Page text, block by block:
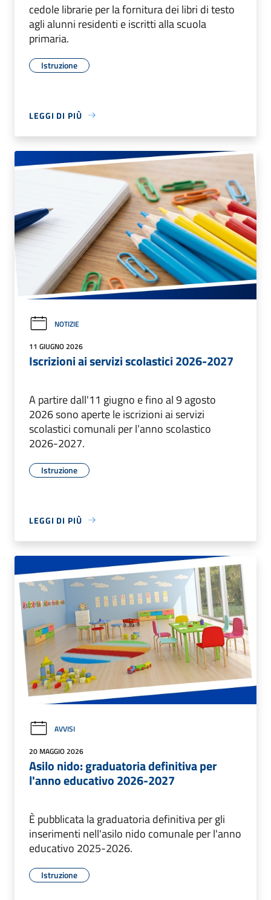
cedole librarie per la fornitura dei libri di testo
agli alunni residenti e iscritti alla scuola
primaria.
Istruzione
LEGGI DI PIÙ
NOTIZIE
11 GIUGNO 2026
Iscrizioni ai servizi scolastici 2026-2027
A partire dall'11 giugno e fino al 9 agosto
2026 sono aperte le iscrizioni ai servizi
scolastici comunali per l’anno scolastico
2026-2027.
Istruzione
LEGGI DI PIÙ
AVVISI
20 MAGGIO 2026
Asilo nido: graduatoria definitiva per
l'anno educativo 2026-2027
È pubblicata la graduatoria definitiva per gli
inserimenti nell'asilo nido comunale per l'anno
educativo 2025-2026.
Istruzione